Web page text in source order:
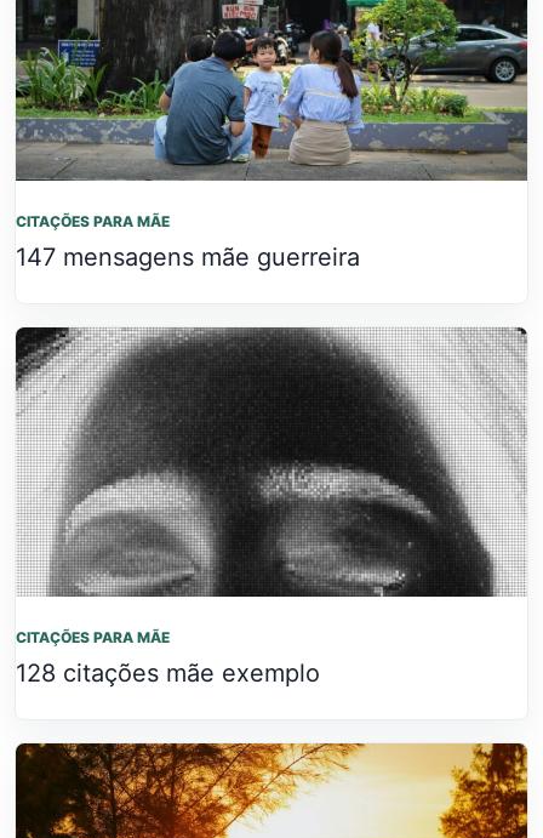
CITAÇÕES PARA MÃE
147 mensagens mãe guerreira
CITAÇÕES PARA MÃE
128 citações mãe exemplo